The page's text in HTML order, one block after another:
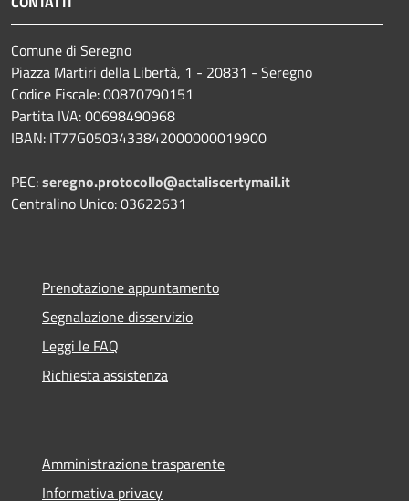
Comune di Seregno
Piazza Martiri della Libertà, 1 - 20831 - Seregno
Codice Fiscale: 00870790151
Partita IVA: 00698490968
IBAN: IT77G0503433842000000019900
PEC:seregno.protocollo@actaliscertymail.it
Centralino Unico: 03622631
Prenotazione appuntamento
Segnalazione disservizio
Leggi le FAQ
Richiesta assistenza
Amministrazione trasparente
Informativa privacy